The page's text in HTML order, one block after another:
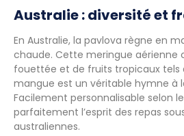
Australie : diversité et
En Australie, la pavlova règne en
chaude. Cette meringue aérienne
fouettée et de fruits tropicaux tels
mangue est un véritable hymne à
Facilement personnalisable selon
parfaitement l’esprit des repas
australiennes.